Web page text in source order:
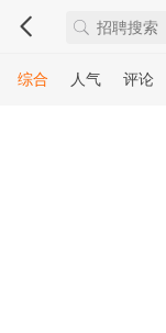
综合 人气 评论